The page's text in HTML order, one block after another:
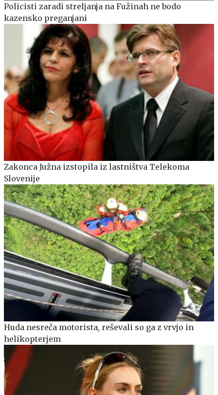
Policisti zaradi streljanja na Fužinah ne bodo
kazensko preganjani
Zakonca Južna izstopila iz lastništva Telekoma
Slovenije
Huda nesreča motorista, reševali so ga z vrvjo in
helikopterjem